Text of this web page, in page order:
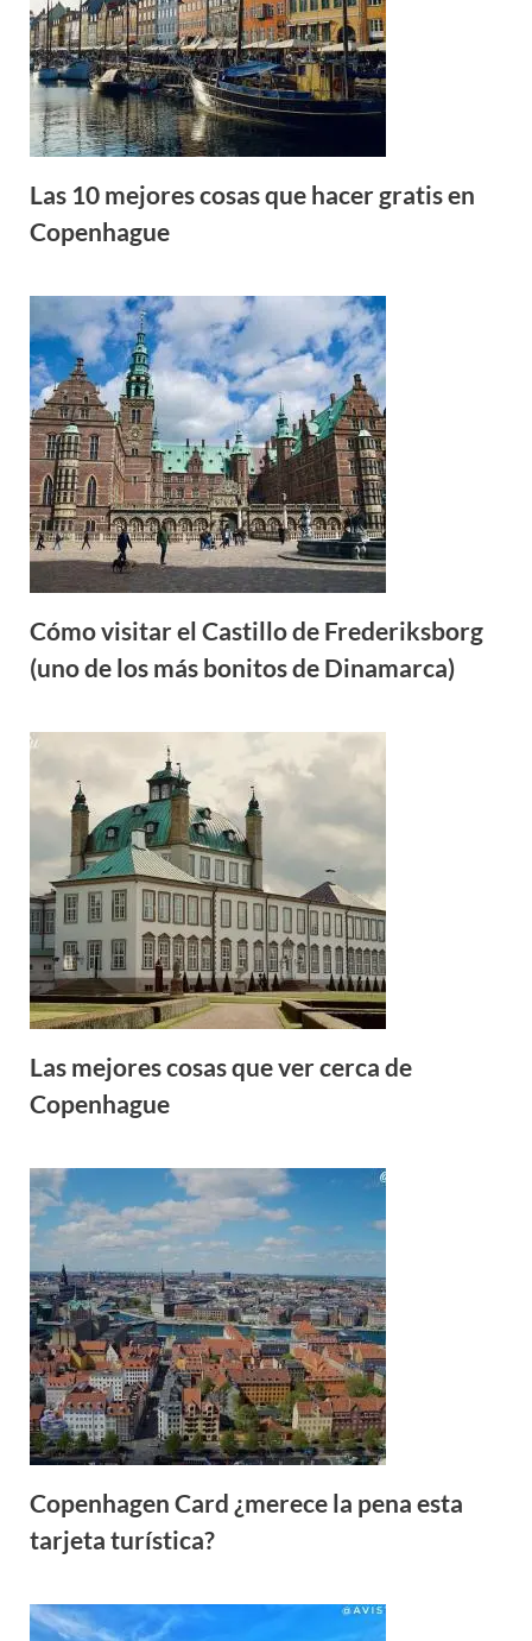
Las 10 mejores cosas que hacer gratis en
Copenhague
Cómo visitar el Castillo de Frederiksborg
(uno de los más bonitos de Dinamarca)
Las mejores cosas que ver cerca de
Copenhague
Copenhagen Card ¿merece la pena esta
tarjeta turística?